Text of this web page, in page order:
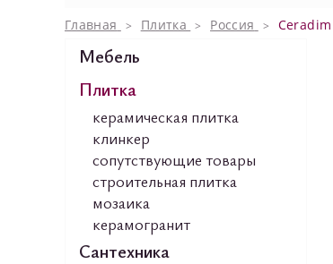
Главная
Плитка Россия Ceradim
Мебель
Плитка
керамическая плитка
клинкер
сопутствующие товары
строительная плитка
мозаика
керамогранит
Сантехника